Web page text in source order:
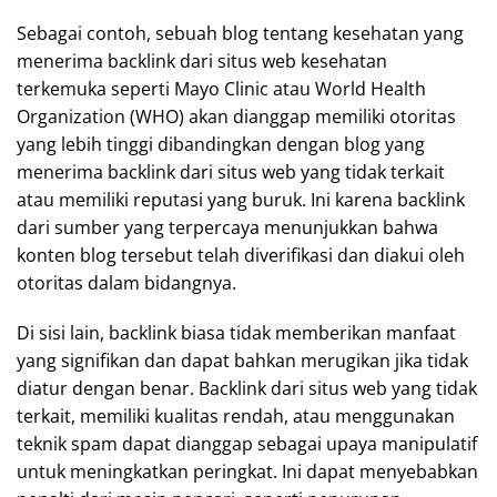
Sebagai contoh, sebuah blog tentang kesehatan yang
menerima backlink dari situs web kesehatan
terkemuka seperti Mayo Clinic atau World Health
Organization (WHO) akan dianggap memiliki otoritas
yang lebih tinggi dibandingkan dengan blog yang
menerima backlink dari situs web yang tidak terkait
atau memiliki reputasi yang buruk. Ini karena backlink
dari sumber yang terpercaya menunjukkan bahwa
konten blog tersebut telah diverifikasi dan diakui oleh
otoritas dalam bidangnya.
Di sisi lain, backlink biasa tidak memberikan manfaat
yang signifikan dan dapat bahkan merugikan jika tidak
diatur dengan benar. Backlink dari situs web yang tidak
terkait, memiliki kualitas rendah, atau menggunakan
teknik spam dapat dianggap sebagai upaya manipulatif
untuk meningkatkan peringkat. Ini dapat menyebabkan